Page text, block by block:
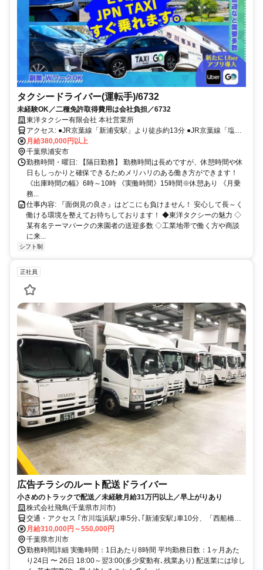
タクシードライバー(運転手)/6732
未経験OK／二種免許取得費用は会社負担／6732
東洋タクシー有限会社 本社営業所
アクセス: ●JR京葉線「新浦安駅」より徒歩約13分 ●JR京葉線「塩浜
駅」より徒歩15分 ●JR京葉線「市川塩浜駅」より徒歩約15分
月給380,000円以上
千葉県浦安市
勤務時間・曜日: 【隔日勤務】 勤務時間は長めですが、休憩時間や休
日もしっかりと確保できるためメリハリのある働き方ができます！
《出庫時間の幅》6時～10時 《実働時間》15時間※休憩あり 《月乗
務...
仕事内容: 『面倒見の良さ』はどこにも負けません！ 安心して長～く
働ける環境を整えてお待ちしております！ ◆東洋タクシーの魅力 ◇
某有名テーマパークの来園者の送迎多数 ◇工業地帯で働く方や商談
に来...
シフト制
正社員
広告チラシのルート配送ドライバー
小さめのトラックで配送／未経験月給31万円以上／早上がりあり
株式会社飛鳥(千葉県市川市)
交通・アクセス ｢市川塩浜駅｣車5分､｢新浦安駅｣車10分、「西船橋
駅」「葛西駅」「浦安駅」車15分
月給310,000円～550,000円
千葉県市川市
勤務時間詳細 実働時間：1日あたり8時間 平均勤務日数：1ヶ月あた
り24日 〜 26日 18:00～翌3:00(多少変動有､残業あり) 配送業には珍し